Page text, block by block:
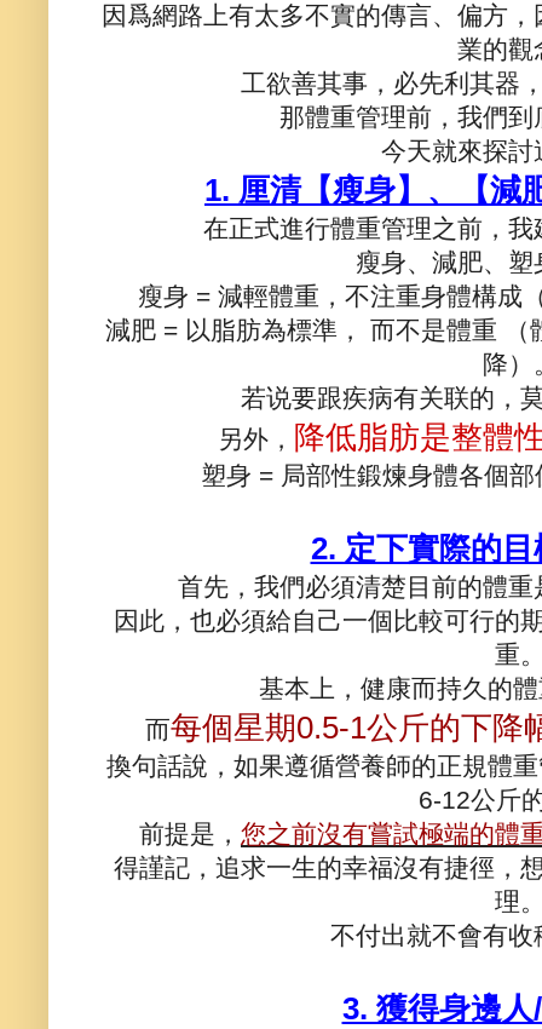
因爲網路上有太多不實的傳言、偏方
業的觀
工欲善其事，必先利其器
那體重管理前，我們
今天就來探討
1. 厘清【瘦身】、【減
在正式進行體重管理之前，
瘦身、減肥、塑
瘦身 = 減輕體重，不注重身體構成
減肥 = 以脂肪為標準， 而不是體重
降）
若说要跟疾病有关联的，
另外， 降低脂肪是整體
塑身 = 局部性鍛煉身體各個
2. 定下實際的
首先，我們必須清楚目前的體
因此，也必須給自己一個比較可行的
重
基本上，健康而持久的
而每個星期0.5-1公斤的下降
換句話說，如果遵循營養師的正規體
6-12公斤
前提是， 您之前沒有嘗試極端的體
得謹記，追求一生的幸福沒有捷徑，
理
不付出就不會有
3. 獲得身邊